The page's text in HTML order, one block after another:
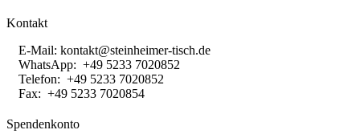
Kontakt
E-Mail: kontakt@steinheimer-tisch.de
WhatsApp: +49 5233 7020852
Telefon: +49 5233 7020852
Fax: +49 5233 7020854
Spendenkonto